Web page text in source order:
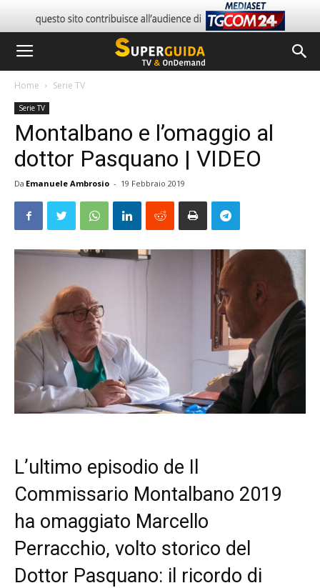
Home Serie TV
Serie TV
Montalbano e l’omaggio al
dottor Pasquano | VIDEO
Da Emanuele Ambrosio - 19 Febbraio 2019
L’ultimo episodio de Il
Commissario Montalbano 2019
ha omaggiato Marcello
Perracchio, volto storico del
Dottor Pasquano: il ricordo di